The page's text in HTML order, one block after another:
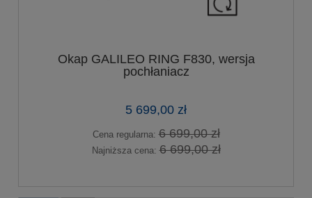
Okap GALILEO RING F830, wersja
pochłaniacz
5 699,00 zł
Cena regularna:6 699,00 zł
Najniższa cena:6 699,00 zł